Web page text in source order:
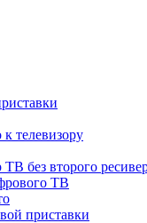
телевизору
без второго
ТВ
приставки